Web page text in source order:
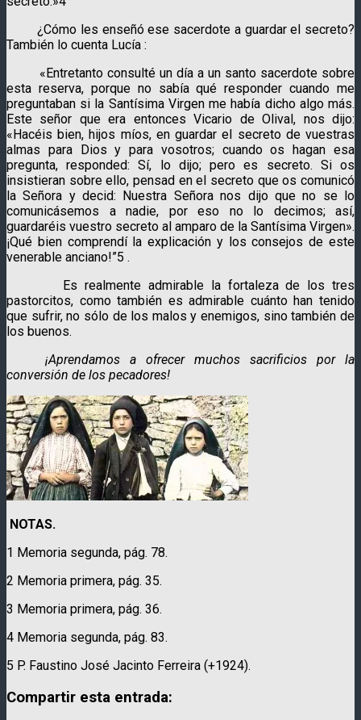
¿Cómo les enseñó ese sacerdote a guardar el secreto?
También lo cuenta Lucía :
«Entretanto consulté un día a un santo sacerdote sobre
esta reserva, porque no sabía qué responder cuando me
preguntaban si la Santísima Virgen me había dicho algo más.
Este señor que era entonces Vicario de Olival, nos dijo:
«Hacéis bien, hijos míos, en guardar el secreto de vuestras
almas para Dios y para vosotros; cuando os hagan esa
pregunta, responded: Sí, lo dijo; pero es secreto. Si os
insistieran sobre ello, pensad en el secreto que os comunicó
la Señora y decid: Nuestra Señora nos dijo que no se lo
comunicásemos a nadie, por eso no lo decimos; así,
guardaréis vuestro secreto al amparo de la Santísima Virgen».
¡Qué bien comprendí la explicación y los consejos de este
venerable anciano!”5 .
Es realmente admirable la fortaleza de los tres
pastorcitos, como también es admirable cuánto han tenido
que sufrir, no sólo de los malos y enemigos, sino también de
los buenos.
¡Aprendamos a ofrecer muchos sacrificios por la
conversión de los pecadores!
NOTAS.
1 Memoria segunda, pág. 78.
2 Memoria primera, pág. 35.
3 Memoria primera, pág. 36.
4 Memoria segunda, pág. 83.
5 P. Faustino José Jacinto Ferreira (+1924).
Compartir esta entrada: